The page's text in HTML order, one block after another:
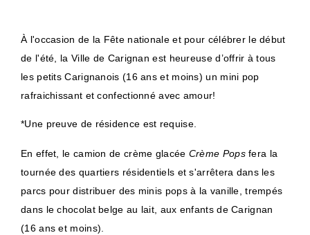
À l'occasion de la Fête nationale et pour célébrer le début
de l'été, la Ville de Carignan est heureuse d’offrir à tous
les petits Carignanois (16 ans et moins) un mini pop
rafraichissant et confectionné avec amour!
*Une preuve de résidence est requise.
En effet, le camion de crème glacée Crème Popsfera la
tournée des quartiers résidentiels et s'arrêtera dans les
parcs pour distribuer des minis pops à la vanille, trempés
dans le chocolat belge au lait, aux enfants de Carignan
(16 ans et moins).